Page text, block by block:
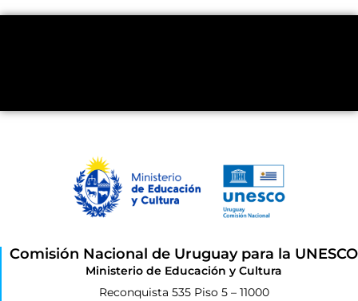
Comisión Nacional de Uruguay para la UNESCO
Ministerio de Educación y Cultura
Reconquista 535 Piso 5 – 11000